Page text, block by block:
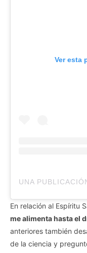
Ver esta
En relación al Espíritu
me alimenta hasta el
anteriores también
de la ciencia y